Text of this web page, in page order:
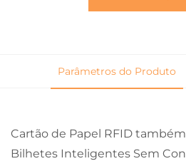
Parâmetros do Produto
Cartão de Papel RFID
Bilhetes Inteligentes Sem